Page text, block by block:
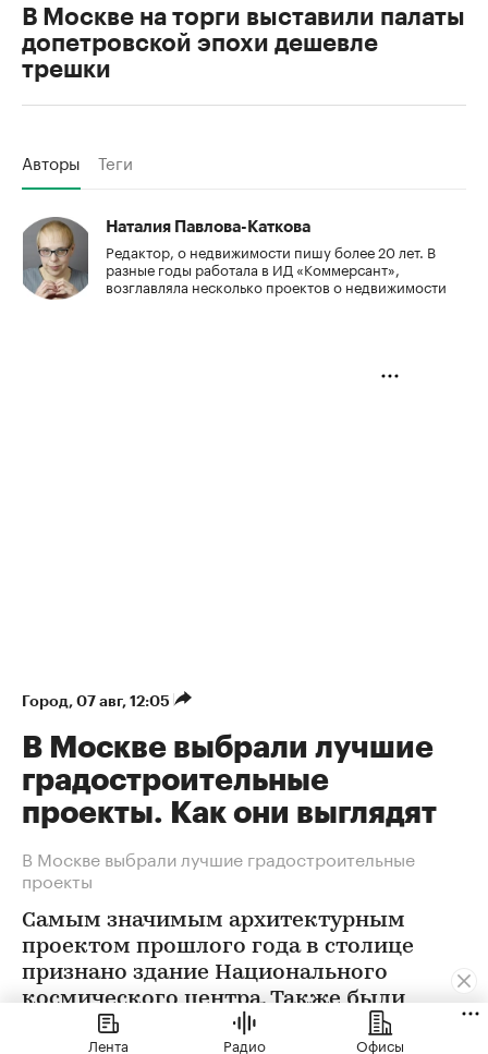
В Москве на торги выставили палаты
допетровской эпохи дешевле
трешки
Авторы Теги
Наталия Павлова-Каткова
Редактор, о недвижимости пишу более 20 лет. В
разные годы работала в ИД «Коммерсант»,
возглавляла несколько проектов о недвижимости
Город 07 авг, 12:05
В Москве выбрали лучшие
градостроительные
проекты. Как они выглядят
В Москве выбрали лучшие градостроительные
проекты
Самым значимым архитектурным
проектом прошлого года в столице
признано здание Национального
космического центра. Также были
определены победители еще в 12
Лента Радио Офисы